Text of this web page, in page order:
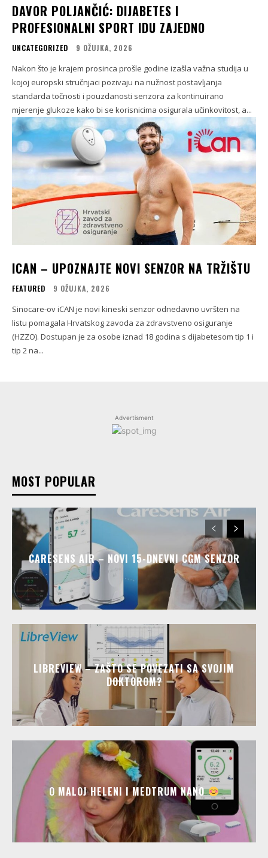
DAVOR POLJANČIĆ: DIJABETES I
PROFESIONALNI SPORT IDU ZAJEDNO
UNCATEGORIZED 9 OŽUJKA, 2026
Nakon što je krajem prosinca prošle godine izašla važna studija u
kojoj europski stručnjaci pozivaju na nužnost postavljanja
standarda točnosti i pouzdanosti senzora za kontinuirano
mjerenje glukoze kako bi se korisnicima osigurala učinkovitost, a...
ICAN – UPOZNAJTE NOVI SENZOR NA TRŽIŠTU
FEATURED 9 OŽUJKA, 2026
Sinocare-ov iCAN je novi kineski senzor odnedavno uvršten na
listu pomagala Hrvatskog zavoda za zdravstveno osiguranje
(HZZO). Dostupan je za osobe iznad 18 godina s dijabetesom tip 1 i
tip 2 na...
Advertisment
MOST POPULAR
CARESENS AIR – NOVI 15-DNEVNI CGM SENZOR
LIBREVIEW – ZAŠTO SE POVEZATI SA SVOJIM
DOKTOROM?
O MALOJ HELENI I MEDTRUM NANO